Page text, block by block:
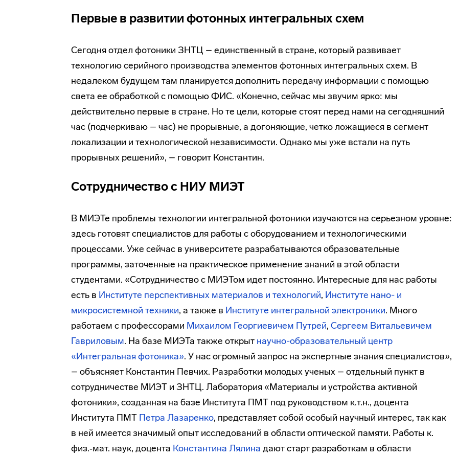
Первые в развитии фотонных интегральных схем
Сегодня отдел фотоники ЗНТЦ – единственный в стране, который развивает
технологию серийного производства элементов фотонных интегральных схем. В
недалеком будущем там планируется дополнить передачу информации с помощью
света ее обработкой с помощью ФИС. «Конечно, сейчас мы звучим ярко: мы
действительно первые в стране. Но те цели, которые стоят перед нами на сегодняшний
час (подчеркиваю – час) не прорывные, а догоняющие, четко ложащиеся в сегмент
локализации и технологической независимости. Однако мы уже встали на путь
прорывных решений», – говорит Константин.
Сотрудничество с НИУ МИЭТ
В МИЭТе проблемы технологии интегральной фотоники изучаются на серьезном уровне:
здесь готовят специалистов для работы с оборудованием и технологическими
процессами. Уже сейчас в университете разрабатываются образовательные
программы, заточенные на практическое применение знаний в этой области
студентами. «Сотрудничество с МИЭТом идет постоянно. Интересные для нас работы
есть в Институте перспективных материалов и технологий, Институте нано- и
микросистемной техники, а также в Институте интегральной электроники. Много
работаем с профессорами Михаилом Георгиевичем Путрей, Сергеем Витальевичем
Гавриловым. На базе МИЭТа также открыт научно-образовательный центр
«Интегральная фотоника». У нас огромный запрос на экспертные знания специалистов»,
– объясняет Константин Певчих. Разработки молодых ученых – отдельный пункт в
сотрудничестве МИЭТ и ЗНТЦ. Лаборатория «Материалы и устройства активной
фотоники», созданная на базе Института ПМТ под руководством к.т.н., доцента
Института ПМТ Петра Лазаренко, представляет собой особый научный интерес, так как
в ней имеется значимый опыт исследований в области оптической памяти. Работы к.
физ.‑мат. наук, доцента Константина Лялина дают старт разработкам в области